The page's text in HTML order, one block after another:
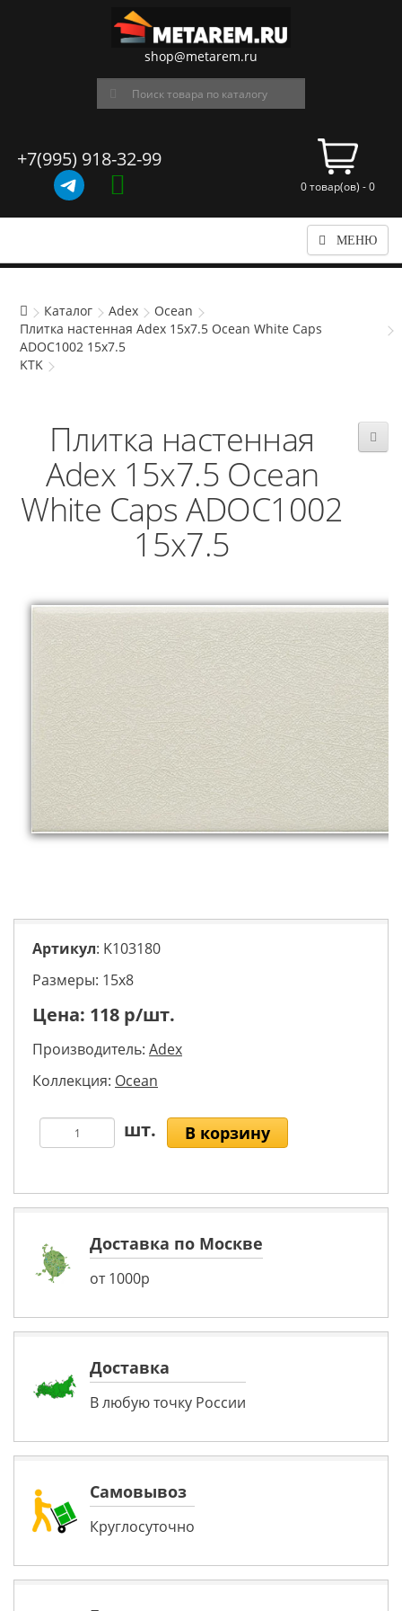
shop@metarem.ru
+7(995) 918-32-99
0 товар(ов) - 0
МЕНЮ
Каталог Adex
Ocean
Плитка настенная Adex 15x7.5 Ocean White Caps
ADOC1002 15x7.5
KTK
Плитка настенная
Adex 15x7.5 Ocean
White Caps ADOC1002
15x7.5
Артикул: K103180
Размеры: 15х8
Цена: 118 р/шт.
Производитель: Adex
Коллекция: Ocean
В корзину
Доставка по Москве
от 1000р
Доставка
В любую точку России
Самовывоз
Круглосуточно